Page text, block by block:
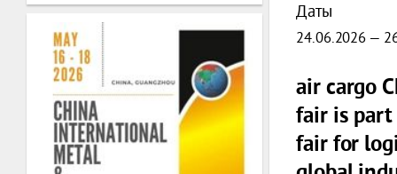
Даты
24.06.2026 —
air cargo
fair is part
fair for